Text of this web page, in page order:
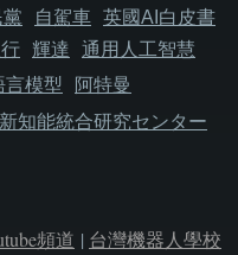
黨 自駕車 英國AI白皮書
輝達 通用人工智慧
言模型 阿特曼
知能統合研究センター
頻道 | 台灣機器人學校